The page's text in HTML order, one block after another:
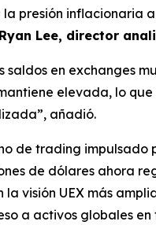
presión inflacionaria
Ryan Lee, director
en exchanges
elevada, lo
añadió.
de trading
de dólares ahora
la visión UEX más
a activos globales en